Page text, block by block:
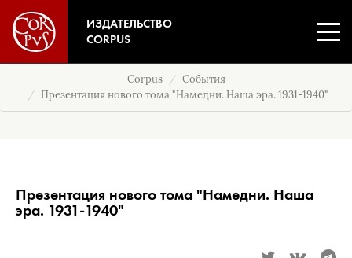
ИЗДАТЕЛЬСТВО
CORPUS
Corpus
События
Презентация нового тома "Намедни. Наша эра. 1931-1940"
Презентация нового тома "Намедни. Наша
эра. 1931-1940"